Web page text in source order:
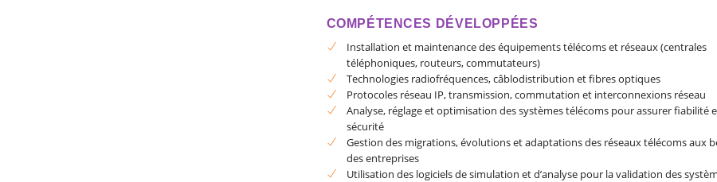
COMPÉTENCES DÉVELOPPÉES
Installation et maintenance des équipements télécoms et réseaux (centrales
téléphoniques, routeurs, commutateurs)
Technologies radiofréquences, câblodistribution et fibres optiques
Protocoles réseau IP, transmission, commutation et interconnexions réseau
Analyse, réglage et optimisation des systèmes télécoms pour assurer fiabilité
sécurité
Gestion des migrations, évolutions et adaptations des réseaux télécoms aux
des entreprises
Utilisation des logiciels de simulation et d’analyse pour la validation des